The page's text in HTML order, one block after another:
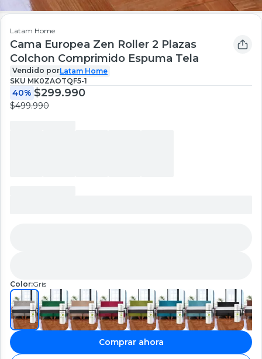
Latam Home
Cama Europea Zen Roller 2 Plazas
Colchon Comprimido Espuma Tela
Vendido porLatam Home
SKU MK0ZAOTQF5-1
40% $299.990
$499.990
Color:Gris
Comprar ahora